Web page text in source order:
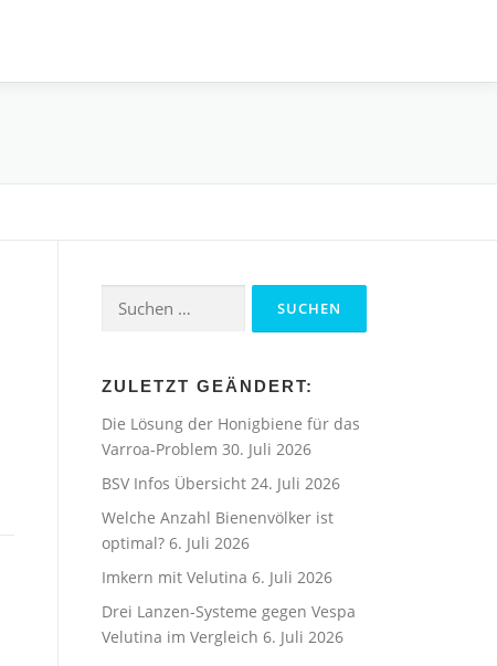
Suchen
nach:
ZULETZT GEÄNDERT:
Die Lösung der Honigbiene für das
Varroa-Problem 30. Juli 2026
BSV Infos Übersicht 24. Juli 2026
Welche Anzahl Bienenvölker ist
optimal? 6. Juli 2026
Imkern mit Velutina 6. Juli 2026
Drei Lanzen-Systeme gegen Vespa
Velutina im Vergleich 6. Juli 2026